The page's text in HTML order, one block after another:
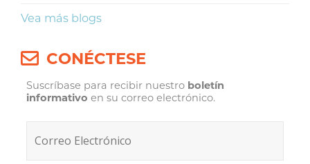
Vea más blogs
CONÉCTESE
Suscríbase para recibir nuestro boletín
informativo en su correo electrónico.